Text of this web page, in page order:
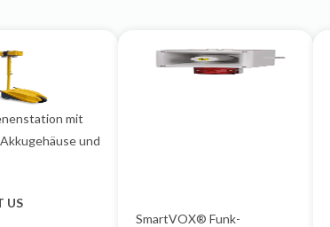
mit
und
US
SmartVOX® Funk-